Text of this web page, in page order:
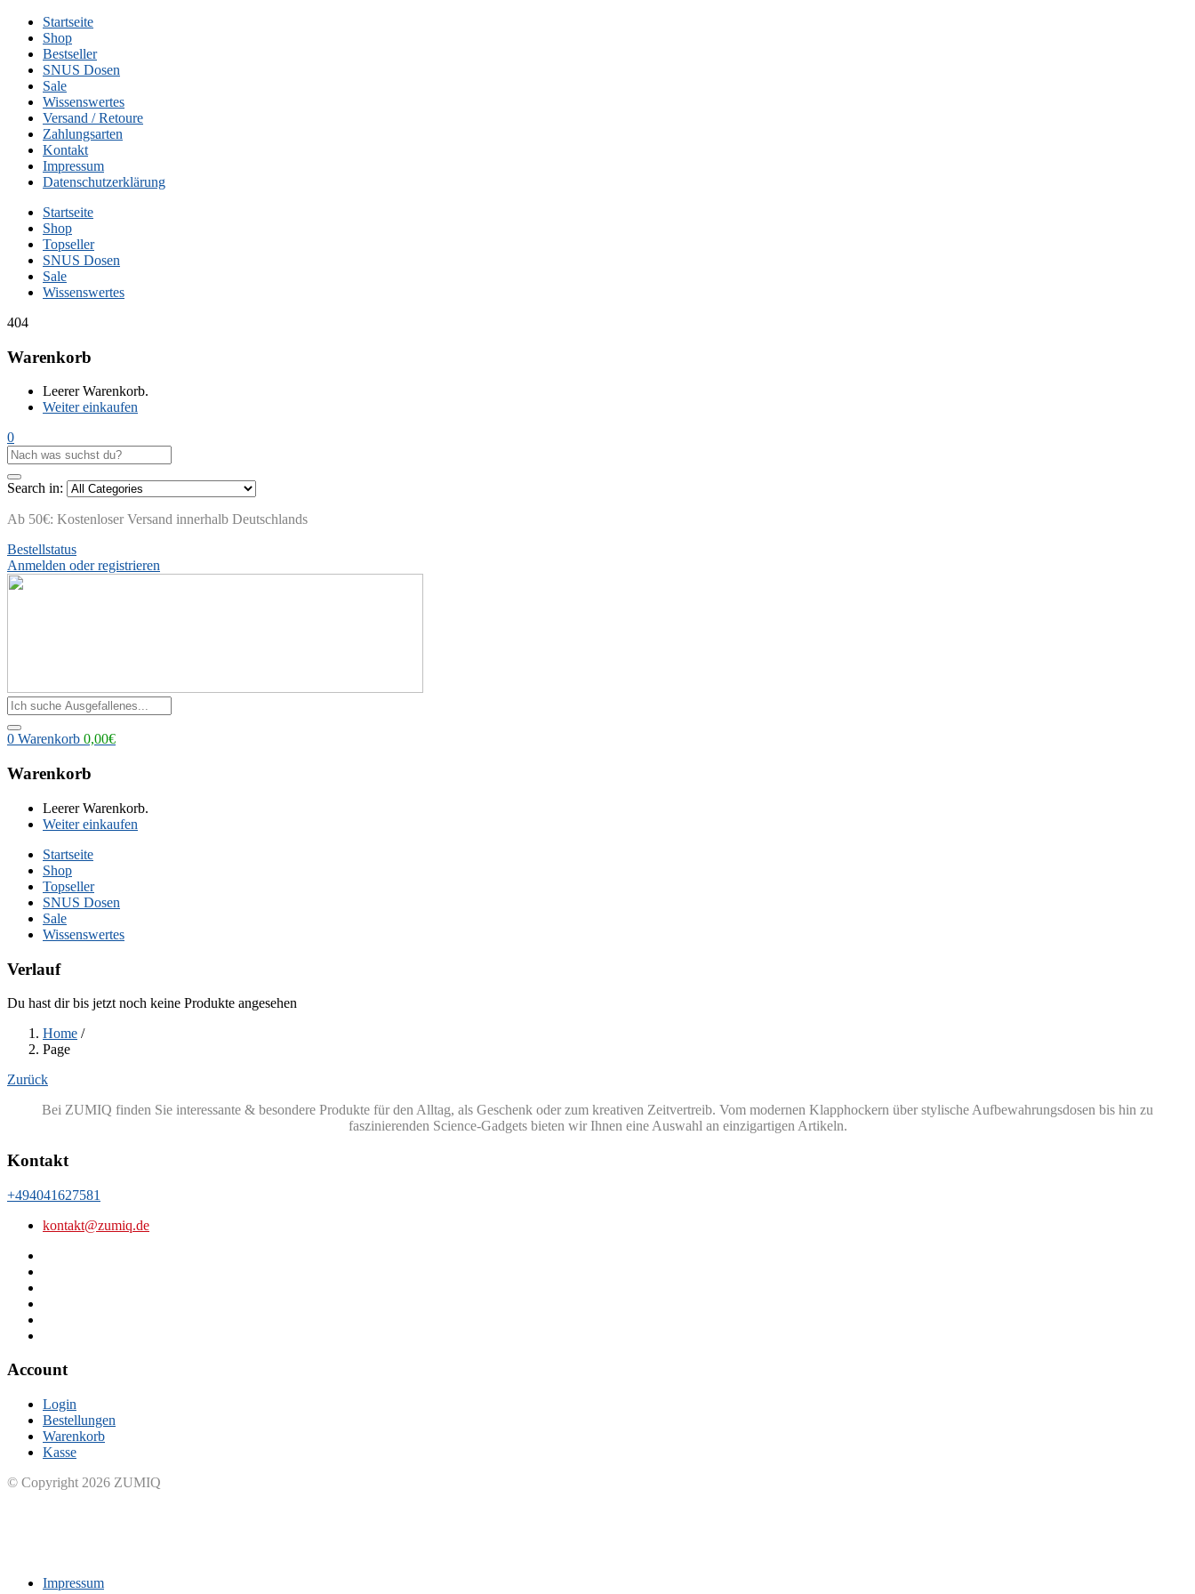
Startseite
Shop
Bestseller
SNUS Dosen
Sale
Wissenswertes
Versand / Retoure
Zahlungsarten
Kontakt
Impressum
Datenschutzerklärung
Startseite
Shop
Topseller
SNUS Dosen
Sale
Wissenswertes
404
Warenkorb
Leerer Warenkorb.
Weiter einkaufen
0
Search in:
Ab 50€: Kostenloser Versand innerhalb Deutschlands
Bestellstatus
Anmelden oder registrieren
0 Warenkorb 0,00€
Warenkorb
Leerer Warenkorb.
Weiter einkaufen
Startseite
Shop
Topseller
SNUS Dosen
Sale
Wissenswertes
Verlauf
Du hast dir bis jetzt noch keine Produkte angesehen
Home /
Page
Zurück
Bei ZUMIQ finden Sie interessante & besondere Produkte für den Alltag, als Geschenk oder zum kreativen Zeitvertreib. Vom modernen Klapphockern über stylische Aufbewahrungsdosen bis hin zu
faszinierenden Science-Gadgets bieten wir Ihnen eine Auswahl an einzigartigen Artikeln.
Kontakt
+494041627581
kontakt@zumiq.de
Account
Login
Bestellungen
Warenkorb
Kasse
© Copyright 2026 ZUMIQ
Impressum